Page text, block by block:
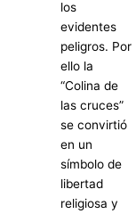
los
evidentes
peligros. Por
ello la
“Colina de
las cruces”
se convirtió
en un
símbolo de
libertad
religiosa y